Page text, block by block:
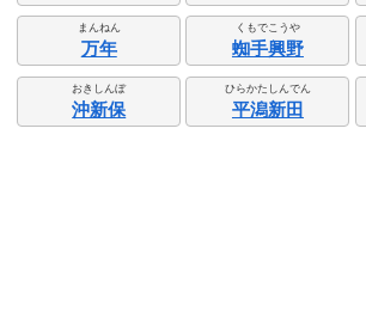
まんねん
万年
くもでこうや
蜘手興野
おきしんぼ
沖新保
ひらかたしんでん
平潟新田